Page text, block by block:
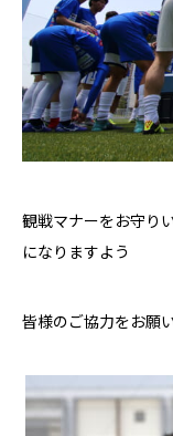
観戦マナーをお守り
になりますよう
皆様のご協力をお願